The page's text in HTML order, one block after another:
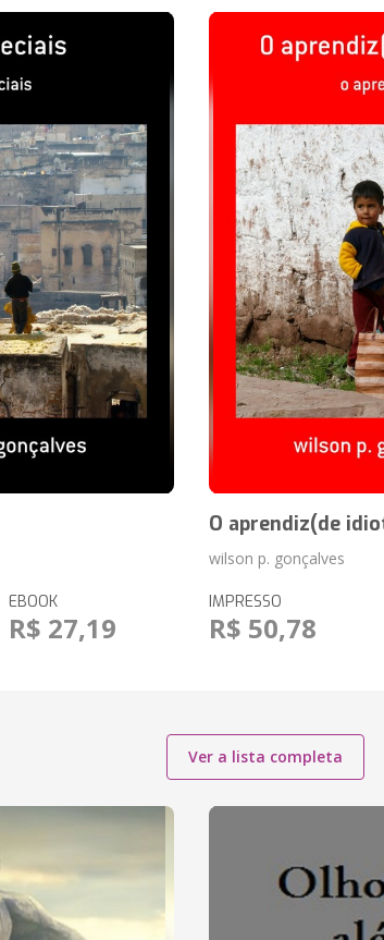
EBOOK
R$ 27,19
O aprendiz(de
wilson p. gonçalves
IMPRESSO
R$ 50,78
Ver a lista completa